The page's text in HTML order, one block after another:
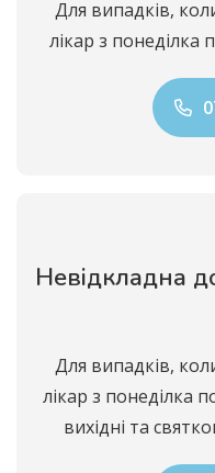
Для випадків,
лікар з
Невідкладна
Для випадків,
лікар з понеділка
вихідні та